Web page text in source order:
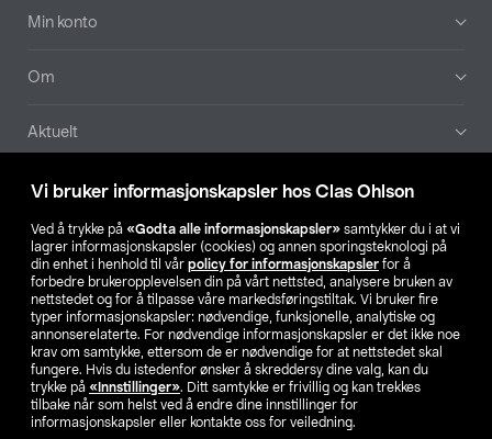
Vi bruker informasjonskapsler hos Clas Ohlson
Ved å trykke på «Godta alle informasjonskapsler» samtykker du i at vi
lagrer informasjonskapsler (cookies) og annen sporingsteknologi på
din enhet i henhold til vår policy for informasjonskapsler for å
forbedre brukeropplevelsen din på vårt nettsted, analysere bruken av
nettstedet og for å tilpasse våre markedsføringstiltak. Vi bruker fire
typer informasjonskapsler: nødvendige, funksjonelle, analytiske og
annonserelaterte. For nødvendige informasjonskapsler er det ikke noe
krav om samtykke, ettersom de er nødvendige for at nettstedet skal
fungere. Hvis du istedenfor ønsker å skreddersy dine valg, kan du
trykke på «Innstillinger». Ditt samtykke er frivillig og kan trekkes
tilbake når som helst ved å endre dine innstillinger for
informasjonskapsler eller kontakte oss for veiledning.
Min konto
Om
Aktuelt
Våre selskaper
Finn din butikk
SE NO FI